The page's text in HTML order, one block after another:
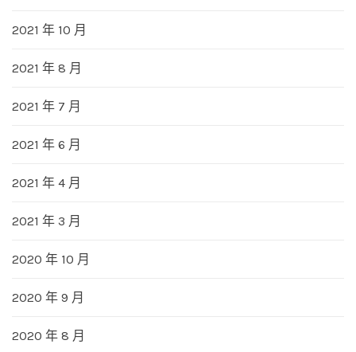
2021 年 10 月
2021 年 8 月
2021 年 7 月
2021 年 6 月
2021 年 4 月
2021 年 3 月
2020 年 10 月
2020 年 9 月
2020 年 8 月